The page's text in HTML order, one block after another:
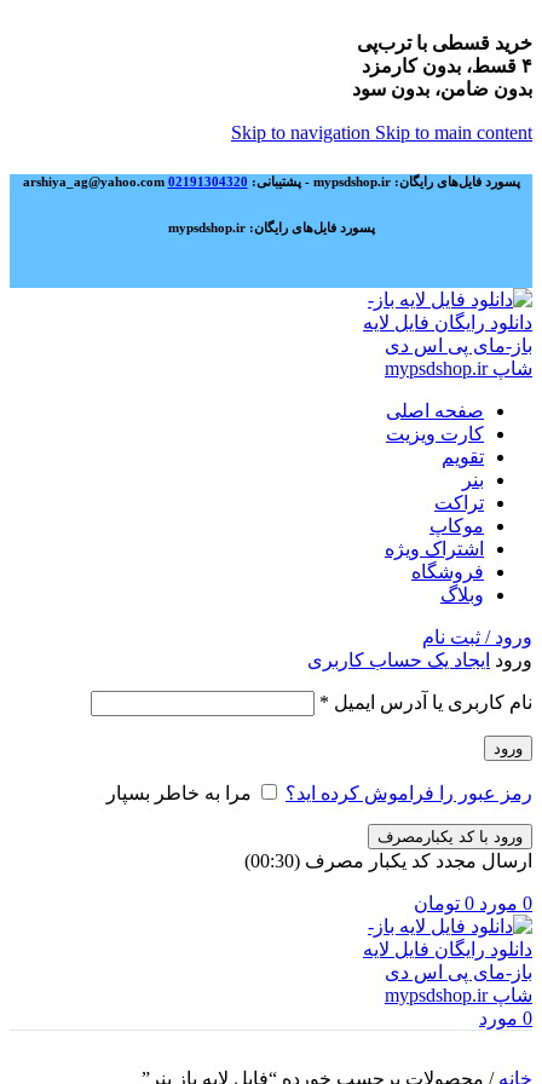
خرید قسطی با ترب‌پی
۴ قسط، بدون کارمزد
بدون ضامن، بدون سود
Skip to navigation Skip to main content
پسورد فایل‌های رایگان: mypsdshop.ir - پشتیبانی: arshiya_ag@yahoo.com 02191304320
پسورد فایل‌های رایگان: mypsdshop.ir
صفحه اصلی
کارت ویزیت
تقویم
بنر
تراکت
موکاپ
اشتراک ویژه
فروشگاه
وبلاگ
ورود / ثبت نام
ورود ایجاد یک حساب کاربری
نام کاربری یا آدرس ایمیل *
ورود
رمز عبور را فراموش کرده اید؟ مرا به خاطر بسپار
ورود با کد یکبارمصرف
ارسال مجدد کد یکبار مصرف (00:
30
)
0 مورد 0 تومان
0 مورد
خانه/ محصولات برچسب خورده “فایل لایه باز بنر”